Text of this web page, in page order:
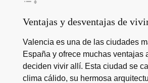
Ventajas y desventajas de
Valencia es una de las ciudades
España y ofrece muchas ventajas
deciden vivir allí. Esta ciudad se
clima cálido, su hermosa